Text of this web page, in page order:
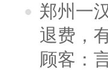
郑州一
退费，
顾客：